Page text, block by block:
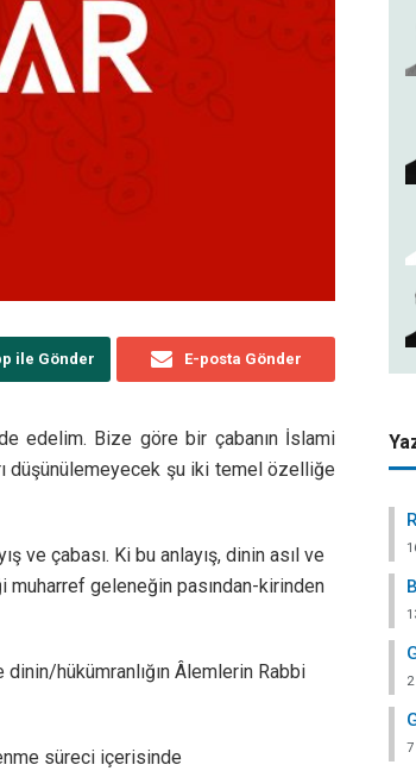
ile Gönder E-posta Gönder
edelim. Bize göre bir çabanın İslami
düşünülemeyecek şu iki temel özelliğe
ve çabası. Ki bu anlayış, dinin asıl ve
muharref geleneğin pasından-kirinden
hükümranlığın Âlemlerin Rabbi
süreci içerisinde
7